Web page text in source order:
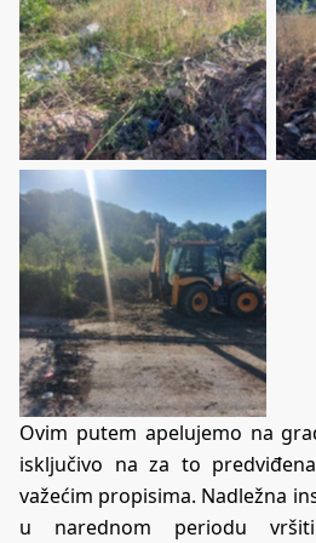
Ovim putem apelujemo na
isključivo na za to
važećim propisima. Nadležna
u narednom periodu